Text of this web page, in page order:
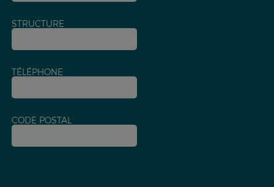
STRUCTURE
TÉLÉPHONE
CODE POSTAL